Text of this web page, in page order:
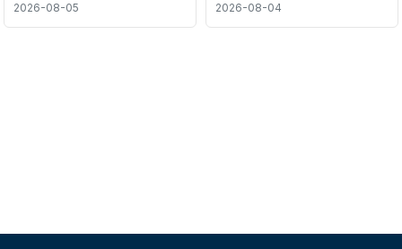
2026-08-05 2026-08-04